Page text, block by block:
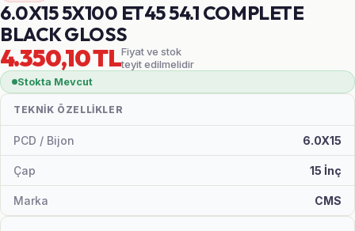
6.0X15 5X100 ET45 54.1 COMPLETE
BLACK GLOSS
4.350,10 TLFiyat ve stok
teyit edilmelidir
Stokta Mevcut
TEKNIK ÖZELLIKLER
PCD / Bijon 6.0X15
Çap 15 İnç
Marka CMS